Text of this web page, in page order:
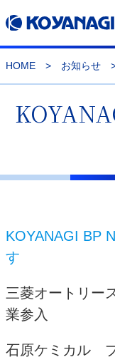
HOME > お知らせ
KOYANAGI BP
す
三菱オートリー
業参入
石原ケミカル